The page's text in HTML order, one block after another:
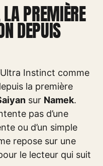
PREMIÈRE
DEPUIS
Instinct comme
la première
sur Namek.
pas d’une
ou d’un simple
repose sur une
le lecteur qui suit